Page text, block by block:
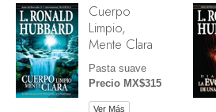
Cuerpo
Limpio,
Mente Clara
Pasta suave
Precio MX$315
Ver Más